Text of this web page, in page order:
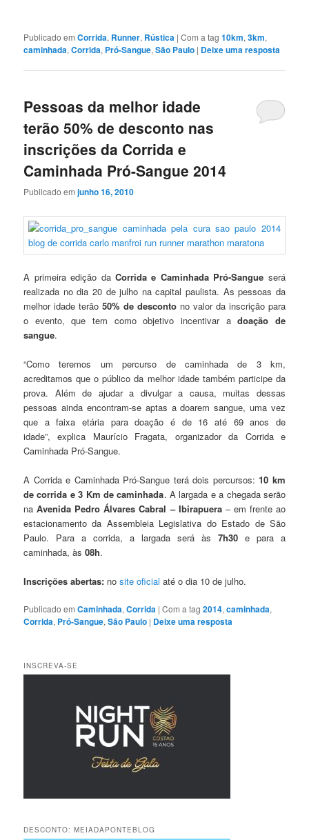
Publicado em Corrida, Runner, Rústica |Com a tag10km,3km,
caminhada,Corrida, Pró-Sangue,São Paulo | Deixe uma resposta
Pessoas da melhor idade
terão 50% de desconto nas
inscrições da Corrida e
Caminhada Pró-Sangue 2014
Publicado emjunho 16, 2010
A primeira edição da Corrida e Caminhada Pró-Sangue será
realizada no dia 20 de julho na capital paulista. As pessoas da
melhor idade terão50% de desconto no valor da inscrição para
o evento, que tem como objetivo incentivar adoação de
sangue.
“Como teremos um percurso de caminhada de 3 km,
acreditamos que o público da melhor idade também participe da
prova. Além de ajudar a divulgar a causa, muitas dessas
pessoas ainda encontram-se aptas a doarem sangue, uma vez
que a faixa etária para doação é de 16 até 69 anos de
idade”, explica Maurício Fragata, organizador da Corrida e
Caminhada Pró-Sangue.
A Corrida e Caminhada Pró-Sangue terá dois percursos:10 km
de corrida e 3 Km de caminhada. A largada e a chegada serão
naAvenida Pedro Álvares Cabral – Ibirapuera– em frente ao
estacionamento da Assembleia Legislativa do Estado de São
Paulo. Para a corrida, a largada será às 7h30e para a
caminhada, às08h.
Inscrições abertas: nosite oficial até o dia 10 de julho.
Publicado em Caminhada,Corrida |Com a tag2014,caminhada,
Corrida, Pró-Sangue,São Paulo | Deixe uma resposta
INSCREVA-SE
DESCONTO: MEIADAPONTEBLOG